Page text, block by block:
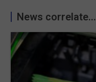
News correlate...